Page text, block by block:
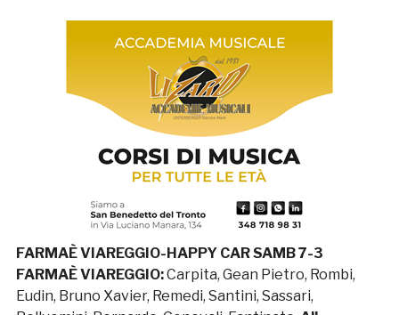
FARMAÈ VIAREGGIO-HAPPY CAR SAMB 7-3
FARMAÈ VIAREGGIO:Carpita, Gean Pietro, Rombi,
Eudin, Bruno Xavier, Remedi, Santini, Sassari,